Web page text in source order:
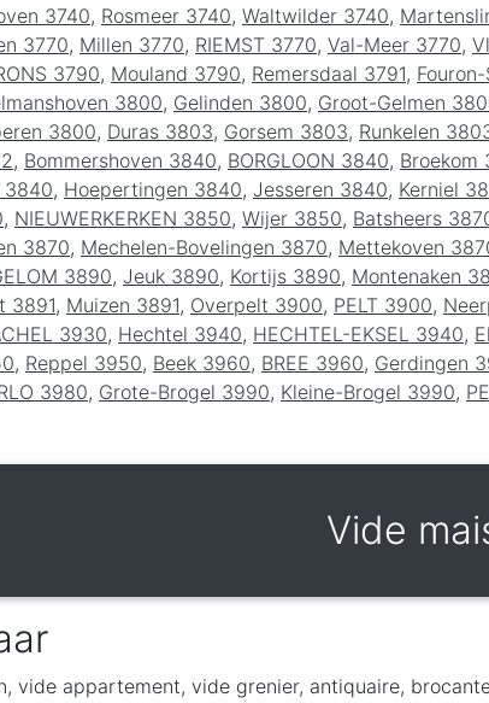
3740, Rosmeer 3740, Waltwilder 3740,
3770, Millen 3770, RIEMST 3770, Val-Meer 3770,
3790, Mouland 3790, Remersdaal 3791,
3800, Gelinden 3800, Groot-Gelmen
3800, Duras 3803, Gorsem 3803, Runkelen
, Bommershoven 3840, BORGLOON 3840, Broekom
3840, Hoepertingen 3840, Jesseren 3840, Kerniel
, NIEUWERKERKEN 3850, Wijer 3850, Batsheers
3870, Mechelen-Bovelingen 3870, Mettekoven
3890, Jeuk 3890, Kortijs 3890, Montenaken
3891, Muizen 3891, Overpelt 3900, PELT 3900,
3930, Hechtel 3940, HECHTEL-EKSEL 3940,
, Reppel 3950, Beek 3960, BREE 3960, Gerdingen
3980, Grote-Brogel 3990, Kleine-Brogel 3990,
Vide
vide appartement, vide grenier, antiquaire,